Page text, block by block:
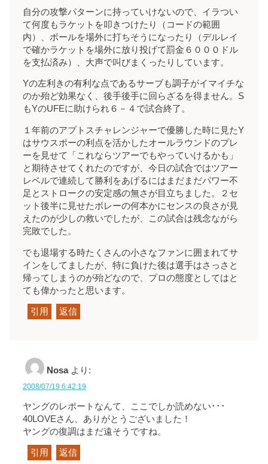
自分の攻撃パターンに持っていけないので、イラつい
て何度もラケットを叩きつけたり（コードの範囲
内）、ボールを場外に打ちそうになったり（デルレイ
で確かラケットを場外に放り投げて罰金６０００ドル
を支払済み）、大声で叫びまくったりしています。
Yの左利きの有利な点であるサーブも調子がイマイチな
のか殆ど効果なく、後手後手に回らざるを得ません。S
もYのUFEに助けられ６－４で試合終了。
１年前のアプトスチャレンジャーで優勝した時に見たY
はサウスポーの利点を活かしたオールラウンドのプレ
ーを見せて「これならツアーでもやっていけるかも」
と期待させてくれたのですが、今日の試合ではツアー
レベルで連続して勝利をあげるにはまだまだパワー不
足とストロークの安定感の無さが目立ちました。２セ
ット後半に見せたボレーの何本かにセンスの良さが見
えたのが少しの救いでしたが、この試合は残念ながら
完敗でした。
でも退場する時たくさんの小さなファンに囲まれてサ
インをしてましたが、特に負けた後は選手はさっさと
帰ってしまうのが殆どなので、プロの態度としてはと
ても偉かったと思います。
引用 返信
Nosa より:
2008/07/19 6:42:19
ヤングのレポートなんて、ここでしか読めない･･･
40LOVEさん、ありがとうございました！
ヤングの復調はまだ遠そうですね。
引用 返信